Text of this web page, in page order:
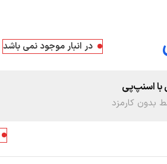
در انبار موجود نمی باشد
با اسنپ‌پی
بدون کارمزد